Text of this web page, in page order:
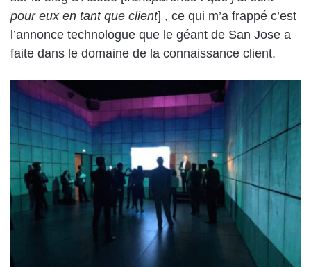
pour eux en tant que client] , ce qui m’a frappé c’est
l’annonce technologue que le géant de San Jose a
faite dans le domaine de la connaissance client.